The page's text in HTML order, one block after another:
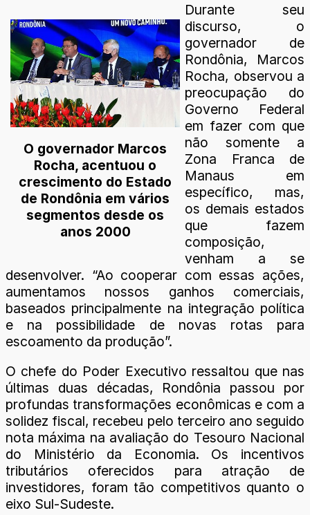
O governador Marcos
Rocha, acentuou o
crescimento do Estado
de Rondônia em vários
segmentos desde os
anos 2000
Durante seu
discurso, o
governador de
Rondônia, Marcos
Rocha, observou a
preocupação do
Governo Federal
em fazer com que
não somente a
Zona Franca de
Manaus em
específico, mas,
os demais estados
que fazem
composição,
venham a se
desenvolver. “Ao cooperar com essas ações,
aumentamos nossos ganhos comerciais,
baseados principalmente na integração política
e na possibilidade de novas rotas para
escoamento da produção”.
O chefe do Poder Executivo ressaltou que nas
últimas duas décadas, Rondônia passou por
profundas transformações econômicas e com a
solidez fiscal, recebeu pelo terceiro ano seguido
nota máxima na avaliação do Tesouro Nacional
do Ministério da Economia. Os incentivos
tributários oferecidos para atração de
investidores, foram tão competitivos quanto o
eixo Sul-Sudeste.